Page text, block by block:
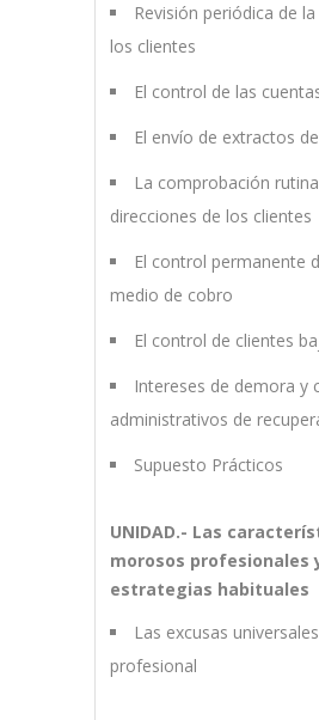
Revisión periódica de
los clientes
El control de las
El envío de extractos
La comprobación
direcciones de los clientes
El control permanente
medio de cobro
El control de clientes
Intereses de demora y
administrativos de
Supuesto Prácticos
UNIDAD.- Las
morosos profesionales
estrategias habituales
Las excusas
profesional